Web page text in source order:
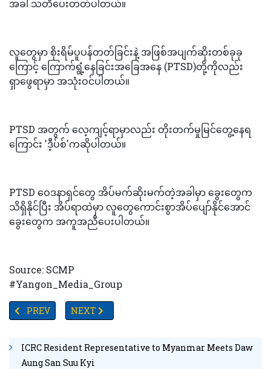
အခါ သတိပေးတတ်ပါတယ်။
လူတွေမှာ စိုးရိမ်ပူပန်တတ်ခြင်းနဲ့ အဖြစ်အပျက်ဆိုးတစ်ခုခု
ကြောင့် ကြောက်ရွံ့နေခြင်းအခြေအနေ (PTSD)တို့ကိုလည်း
ရှာဖွေရာမှာ အသုံးဝင်ပါတယ်။
PTSD အတွက် လေ့ကျင့်ရာမှာလည်း တိုးတက်မှုမြင်တွေ့နေရ
ကြောင်း 'ဒီ့ပ်စ်'ကဆိုပါတယ်။
PTSD ဝေဒနာရှင်တွေ အိပ်မက်ဆိုးမက်တဲ့အခါမှာ ခွေးတွေက
သိရှိနိုင်ပြီး အိပ်ရာထဲမှာ လူတွေကောင်းစွာအိပ်ပျော်နိုင်အောင်
ခွေးတွေက အကူအညီပေးပါတယ်။
Source: SCMP
#Yangon_Media_Group
PREVIOUS ARTICLE: တစ်နေ့ကိုရေ(၈)ခွက်သောက်သုံးရန်မလိုအပ်ဟု
PREV NEXT ARTICLE: K ဒရာမာ ဆယ်လီစုံတွဲ ဆွန်ယဲကျင်နှ
NEXT
ICRC Resident Representative to Myanmar Meets Daw
Aung San Suu Kyi